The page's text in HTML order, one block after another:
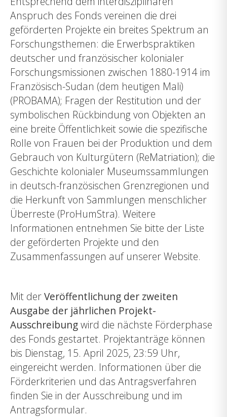
Anspruch des Fonds vereinen die drei
geförderten Projekte ein breites Spektrum an
Forschungsthemen: die Erwerbspraktiken
deutscher und französischer kolonialer
Forschungsmissionen zwischen 1880-1914 im
Französisch-Sudan (dem heutigen Mali)
(PROBAMA); Fragen der Restitution und der
symbolischen Rückbindung von Objekten an
eine breite Öffentlichkeit sowie die spezifische
Rolle von Frauen bei der Produktion und dem
Gebrauch von Kulturgütern (ReMatriation); die
Geschichte kolonialer Museumssammlungen
in deutsch-französischen Grenzregionen und
die Herkunft von Sammlungen menschlicher
Überreste (ProHumStra). Weitere
Informationen entnehmen Sie bitte der Liste
der geförderten Projekte und den
Zusammenfassungen auf unserer Website.
Mit derVeröffentlichung der zweiten
Ausgabe der jährlichen Projekt-
Ausschreibungwird die nächste Förderphase
des Fonds gestartet. Projektanträge können
bis Dienstag, 15. April 2025, 23:59 Uhr,
eingereicht werden. Informationen über die
Förderkriterien und das Antragsverfahren
finden Sie in der Ausschreibung und im
Antragsformular.